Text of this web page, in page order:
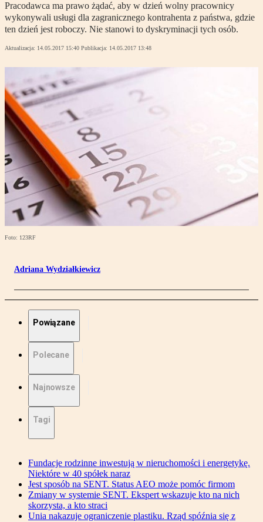
Pracodawca ma prawo żądać, aby w dzień wolny pracownicy
wykonywali usługi dla zagranicznego kontrahenta z państwa, gdzie
ten dzień jest roboczy. Nie stanowi to dyskryminacji tych osób.
Aktualizacja: 14.05.2017 15:40 Publikacja: 14.05.2017 13:48
Foto: 123RF
Adriana Wydziałkiewicz
Powiązane
Polecane
Najnowsze
Tagi
Fundacje rodzinne inwestują w nieruchomości i energetykę.
Niektóre w 40 spółek naraz
Jest sposób na SENT. Status AEO może pomóc firmom
Zmiany w systemie SENT. Ekspert wskazuje kto na nich
skorzysta, a kto straci
Unia nakazuje ograniczenie plastiku. Rząd spóźnia się z